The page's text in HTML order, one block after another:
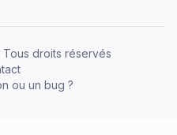
droits réservés
ou un bug ?